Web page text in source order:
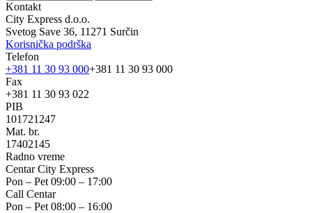
Kontakt
City Express d.o.o.
Svetog Save 36, 11271 Surčin
Korisnička podrška
Telefon
+381 11 30 93 000+381 11 30 93 000
Fax
+381 11 30 93 022
PIB
101721247
Mat. br.
17402145
Radno vreme
Centar City Express
Pon – Pet 09:00 – 17:00
Call Centar
Pon – Pet 08:00 – 16:00